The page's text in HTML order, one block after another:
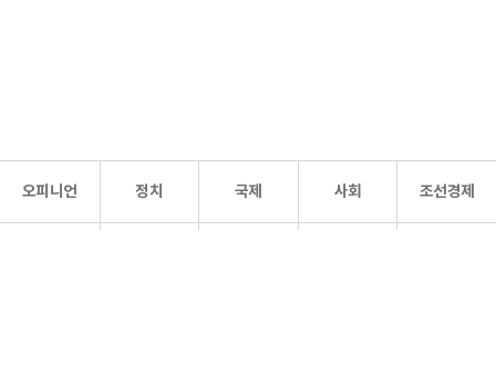
오피니언 정치 국제 사회 조선경제